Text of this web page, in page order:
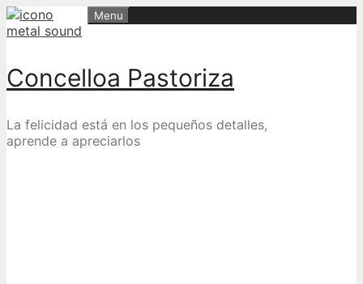
Skip
to
Concelloa Pastoriza
La felicidad está en los pequeños detalles,
aprende a apreciarlos
Menu